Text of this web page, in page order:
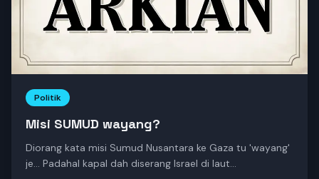
Politik
Misi SUMUD wayang?
Diorang kata misi Sumud Nusantara ke Gaza tu 'wayang'
je… Padahal kapal dah diserang Israel di laut